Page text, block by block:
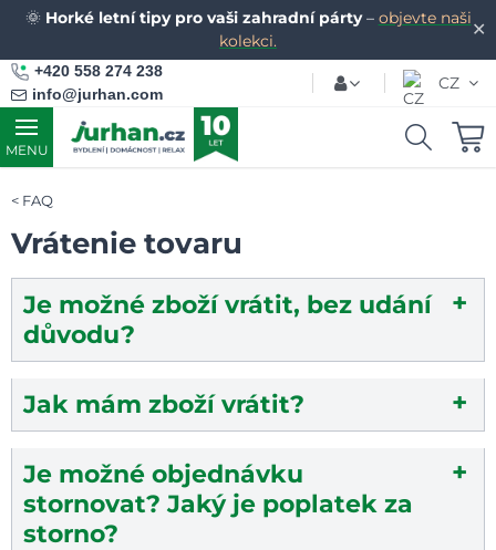
✕
🌞 Horké letní tipy pro vaši zahradní párty– objevte naši
kolekci.
+420 558 274 238
info@jurhan.com
CZ
MENU
FAQ
Vrátenie tovaru
Je možné zboží vrátit, bez udání
důvodu?
Jak mám zboží vrátit?
Je možné objednávku
stornovat? Jaký je poplatek za
storno?